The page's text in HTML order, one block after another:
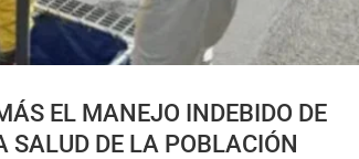
EL MANEJO INDEBIDO DE
SALUD DE LA POBLACIÓN